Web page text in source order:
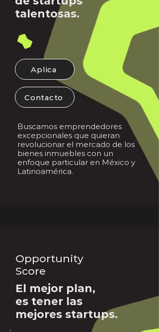
talentosas.
Aplica
Contacto
Buscamos emprendedores
excepcionales que quieran
revolucionar el mercado de los
bienes inmuebles con un
enfoque particular en México y
Latinoamérica.
Opportunity
Score
El mejor plan,
es tener las
mejores startups.